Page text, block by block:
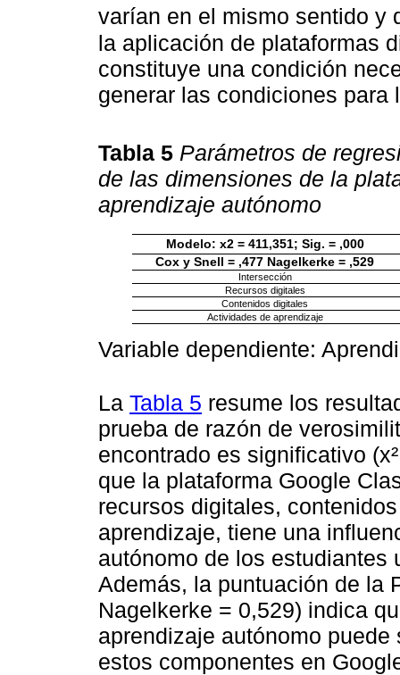
varían en el mismo sentido y
la aplicación de plataformas
constituye una condición
generar las condiciones
Tabla 5 Parámetros de
de las dimensiones de la
aprendizaje autónomo
Modelo: x2 = 411,351; Sig. = ,000
Cox y Snell = ,477 Nagelkerke = ,529
Intersección
Recursos digitales
Contenidos digitales
Actividades de aprendizaje
Variable dependiente:
La Tabla 5 resume los
prueba de razón de
encontrado es significativo
que la plataforma Google
recursos digitales,
aprendizaje, tiene una
autónomo de los estudiantes
Además, la puntuación de la
Nagelkerke = 0,529) indica
aprendizaje autónomo
estos componentes en